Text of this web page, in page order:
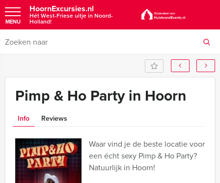
HoornExcursies.nl
Hét West-Friese uitje in Noord-
Holland!
MENU
Pimp & Ho Party in Hoorn
Info Reviews
Waar vind je de beste locatie voor
een écht sexy Pimp & Ho Party?
Natuurlijk in Hoorn!